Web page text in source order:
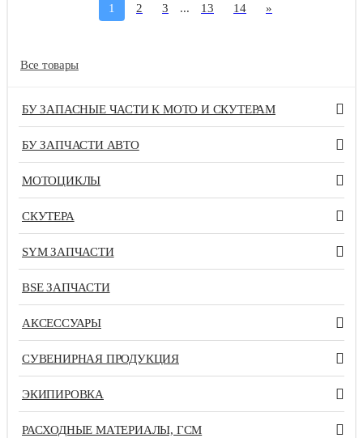
1 2 3 ... 13 14 »
Все товары
БУ ЗАПАСНЫЕ ЧАСТИ К МОТО И СКУТЕРАМ
БУ ЗАПЧАСТИ АВТО
МОТОЦИКЛЫ
СКУТЕРА
SYM ЗАПЧАСТИ
BSE ЗАПЧАСТИ
АКСЕССУАРЫ
СУВЕНИРНАЯ ПРОДУКЦИЯ
ЭКИПИРОВКА
РАСХОДНЫЕ МАТЕРИАЛЫ, ГСМ